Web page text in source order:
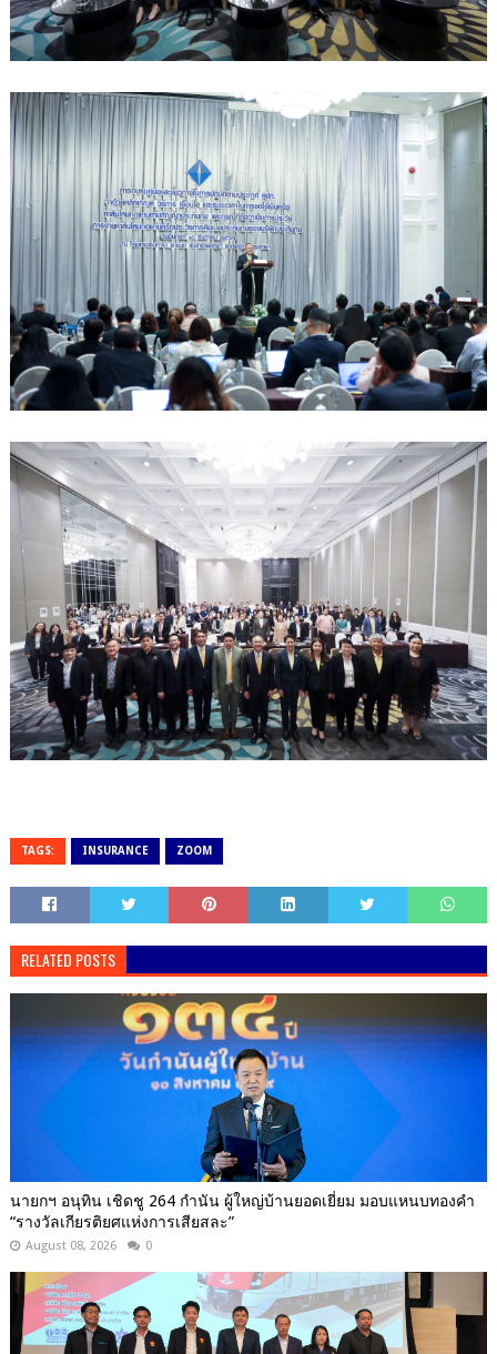
TAGS: INSURANCE ZOOM
RELATED POSTS
นายกฯ อนุทิน เชิดชู 264 กำนัน ผู้ใหญ่บ้านยอดเยี่ยม มอบแหนบทองคำ
“รางวัลเกียรติยศแห่งการเสียสละ”
August 08, 2026 0